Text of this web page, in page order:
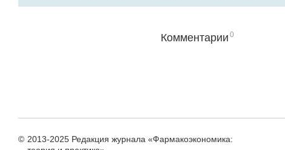
Комментарии 0
© 2013-2025 Редакция журнала «Фармакоэкономика: